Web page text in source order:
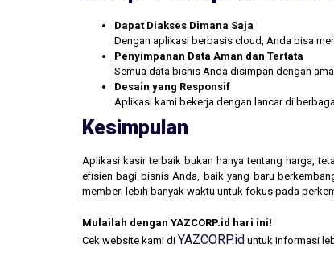
Dapat Diakses Dimana Saja
Dengan aplikasi berbasis cloud, Anda bisa
Penyimpanan Data Aman dan Tertata
Semua data bisnis Anda disimpan dengan
Desain yang Responsif
Aplikasi kami bekerja dengan lancar di
Kesimpulan
Aplikasi kasir terbaik bukan hanya tentang harga,
efisien bagi bisnis Anda, baik yang baru
memberi lebih banyak waktu untuk fokus pada
Mulailah dengan YAZCORP.id hari ini!
Cek website kami di YAZCORP.id untuk informasi